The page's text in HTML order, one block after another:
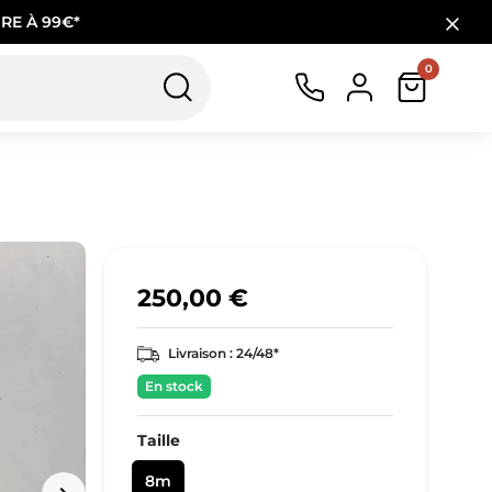
À 99€*
0
250,00 €
Livraison :24/48*
En stock
Taille
8m